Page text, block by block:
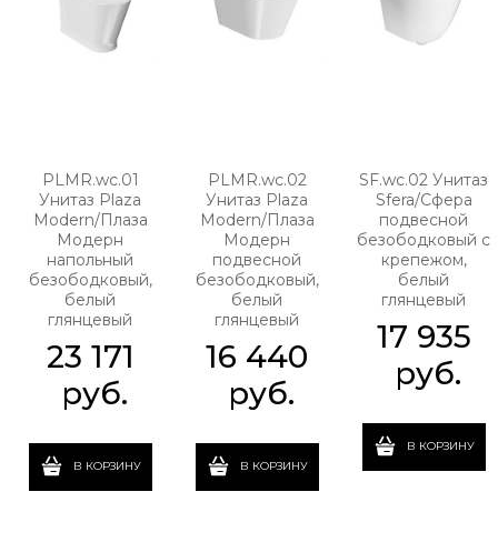
PLMR.wc.01
Унитаз Plaza
Modern/Плаза
Модерн
напольный
безободковый,
белый
глянцевый
23 171
руб.
В КОРЗИНУ
PLMR.wc.02
Унитаз Plaza
Modern/Плаза
Модерн
подвесной
безободковый,
белый
глянцевый
16 440
руб.
В КОРЗИНУ
SF.wc.02 Унитаз
Sfera/Сфера
подвесной
безободковый с
крепежом,
белый
глянцевый
17 935
руб.
В КОРЗИНУ